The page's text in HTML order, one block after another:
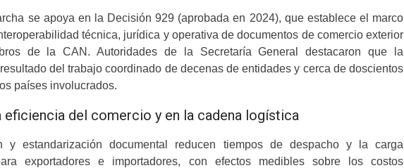
se apoya en la Decisión 929 (aprobada en 2024), que establece el marco
técnica, jurídica y operativa de documentos de comercio exterior
de la CAN. Autoridades de la Secretaría General destacaron que la
del trabajo coordinado de decenas de entidades y cerca de doscientos
países involucrados.
eficiencia del comercio y en la cadena logística
y estandarización documental reducen tiempos de despacho y la carga
exportadores e importadores, con efectos medibles sobre los costos